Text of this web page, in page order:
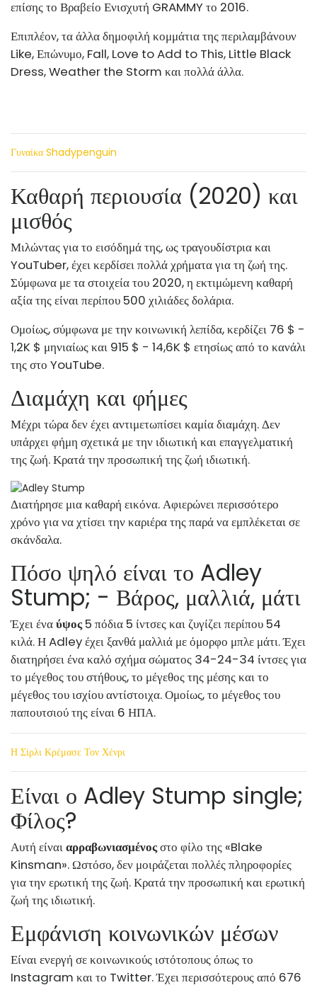
επίσης το Βραβείο Ενισχυτή GRAMMY το 2016.
Επιπλέον, τα άλλα δημοφιλή κομμάτια της περιλαμβάνουν
Like, Επώνυμο, Fall, Love to Add to This, Little Black
Dress, Weather the Storm και πολλά άλλα.
Γυναίκα Shadypenguin
Καθαρή περιουσία (2020) και
μισθός
Μιλώντας για το εισόδημά της, ως τραγουδίστρια και
YouTuber, έχει κερδίσει πολλά χρήματα για τη ζωή της.
Σύμφωνα με τα στοιχεία του 2020, η εκτιμώμενη καθαρή
αξία της είναι περίπου 500 χιλιάδες δολάρια.
Ομοίως, σύμφωνα με την κοινωνική λεπίδα, κερδίζει 76 $ -
1,2K $ μηνιαίως και 915 $ - 14,6K $ ετησίως από το κανάλι
της στο YouTube.
Διαμάχη και φήμες
Μέχρι τώρα δεν έχει αντιμετωπίσει καμία διαμάχη. Δεν
υπάρχει φήμη σχετικά με την ιδιωτική και επαγγελματική
της ζωή. Κρατά την προσωπική της ζωή ιδιωτική.
Διατήρησε μια καθαρή εικόνα. Αφιερώνει περισσότερο
χρόνο για να χτίσει την καριέρα της παρά να εμπλέκεται σε
σκάνδαλα.
Πόσο ψηλό είναι το Adley
Stump; - Βάρος, μαλλιά, μάτι
Έχει έναύψος5 πόδια 5 ίντσες και ζυγίζει περίπου 54
κιλά. Η Adley έχει ξανθά μαλλιά με όμορφο μπλε μάτι. Έχει
διατηρήσει ένα καλό σχήμα σώματος 34-24-34 ίντσες για
το μέγεθος του στήθους, το μέγεθος της μέσης και το
μέγεθος του ισχίου αντίστοιχα. Ομοίως, το μέγεθος του
παπουτσιού της είναι 6 ΗΠΑ.
Η Σίρλι Κρέμασε Τον Χένρι
Είναι ο Adley Stump single;
Φίλος?
Αυτή είναιαρραβωνιασμένοςστο φίλο της «Blake
Kinsman». Ωστόσο, δεν μοιράζεται πολλές πληροφορίες
για την ερωτική της ζωή. Κρατά την προσωπική και ερωτική
ζωή της ιδιωτική.
Εμφάνιση κοινωνικών μέσων
Είναι ενεργή σε κοινωνικούς ιστότοπους όπως το
Instagram και το Twitter. Έχει περισσότερους από 676